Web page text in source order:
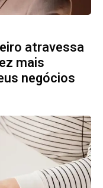
atravessa
mais
negócios